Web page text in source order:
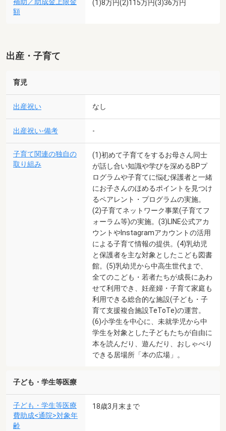
補助／助成金上限金
額
(1)8万円(2)115万円(3)36万円
出産・子育て
育児
出産祝い なし
出産祝い-備考 -
子育て関連の独自の
取り組み
(1)初めて子育てをするお母さん同士
が話し合い知識や学びを深めるBPプ
ログラムや子育てに悩む保護者と一緒
にお子さんのほめるポイントを見つけ
るペアレント・プログラムの実施。
(2)子育てネットワーク事業(子育てフ
ォーラム等)の実施。(3)LINE公式アカ
ウントやInstagramアカウントの活用
による子育て情報の提供。(4)乳幼児
と保護者を主な対象としたこども図書
館。(5)乳幼児から中高生世代まで、
全てのこども・若者たちが成長にあわ
せて利用でき、妊産婦・子育て家庭も
利用できる総合的な施設(子ども・子
育て支援複合施設TeToTe)の運営。
(6)小学生を中心に、未就学児から中
学生を対象とした子どもたちが自由に
本を読んだり、遊んだり、おしゃべり
できる居場所「本の広場」。
子ども・学生等医療
子ども・学生等医療
費助成<通院>対象年
齢
18歳3月末まで